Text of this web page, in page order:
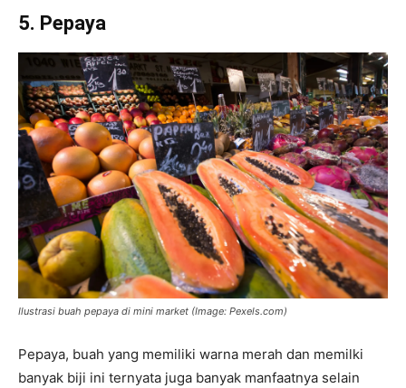
5. Pepaya
Ilustrasi buah pepaya di mini market (Image: Pexels.com)
Pepaya, buah yang memiliki warna merah dan memilki
banyak biji ini ternyata juga banyak manfaatnya selain